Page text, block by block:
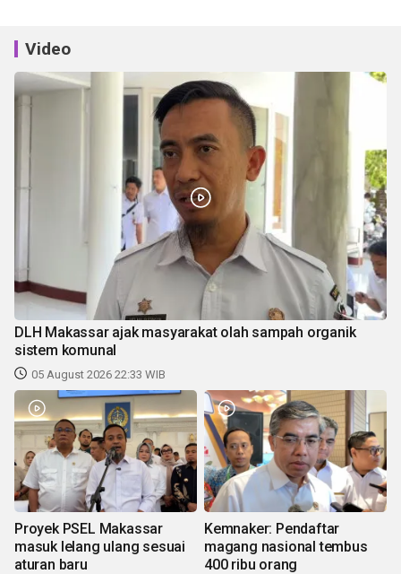
Video
DLH Makassar ajak masyarakat olah sampah organik
sistem komunal
05 August 2026 22:33 WIB
Proyek PSEL Makassar
masuk lelang ulang sesuai
aturan baru
Kemnaker: Pendaftar
magang nasional tembus
400 ribu orang